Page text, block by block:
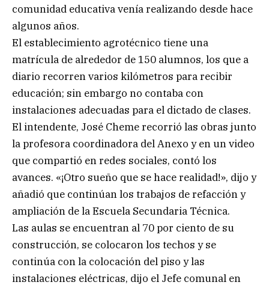
comunidad educativa venía realizando desde hace
algunos años.
El establecimiento agrotécnico tiene una
matrícula de alrededor de 150 alumnos, los que a
diario recorren varios kilómetros para recibir
educación; sin embargo no contaba con
instalaciones adecuadas para el dictado de clases.
El intendente, José Cheme recorrió las obras junto
la profesora coordinadora del Anexo y en un video
que compartió en redes sociales, contó los
avances. «¡Otro sueño que se hace realidad!», dijo y
añadió que continúan los trabajos de refacción y
ampliación de la Escuela Secundaria Técnica.
Las aulas se encuentran al 70 por ciento de su
construcción, se colocaron los techos y se
continúa con la colocación del piso y las
instalaciones eléctricas, dijo el Jefe comunal en